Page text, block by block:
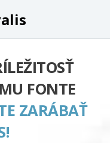
FONTE
ZARÁBAŤ